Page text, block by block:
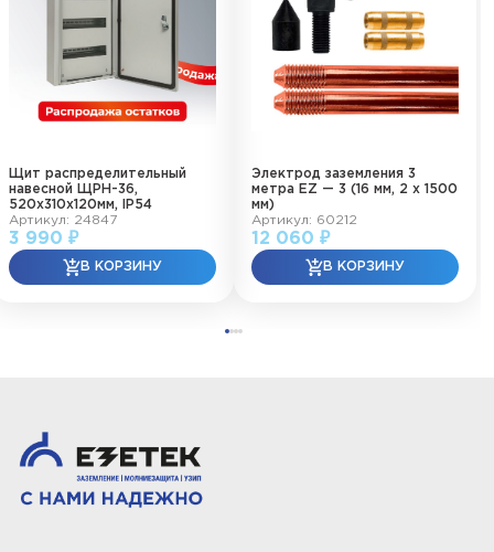
Щит распределительный
навесной ЩРН-36,
520х310х120мм, IP54
Артикул: 24847
3 990 ₽
Электрод заземления 3
метра EZ — 3 (16 мм, 2 х 1500
мм)
Артикул: 60212
12 060 ₽